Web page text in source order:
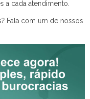
a cada atendimento.
Fala com um de nossos